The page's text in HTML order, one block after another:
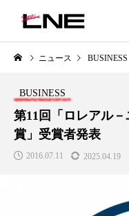
グローバルビューティ＆ヘルスケ
LIFESTYLE
ニュース BUSINESS
BUSINESS
第11回「ロレアル
賞」受賞者発表
2016.07.11 2025.04.19